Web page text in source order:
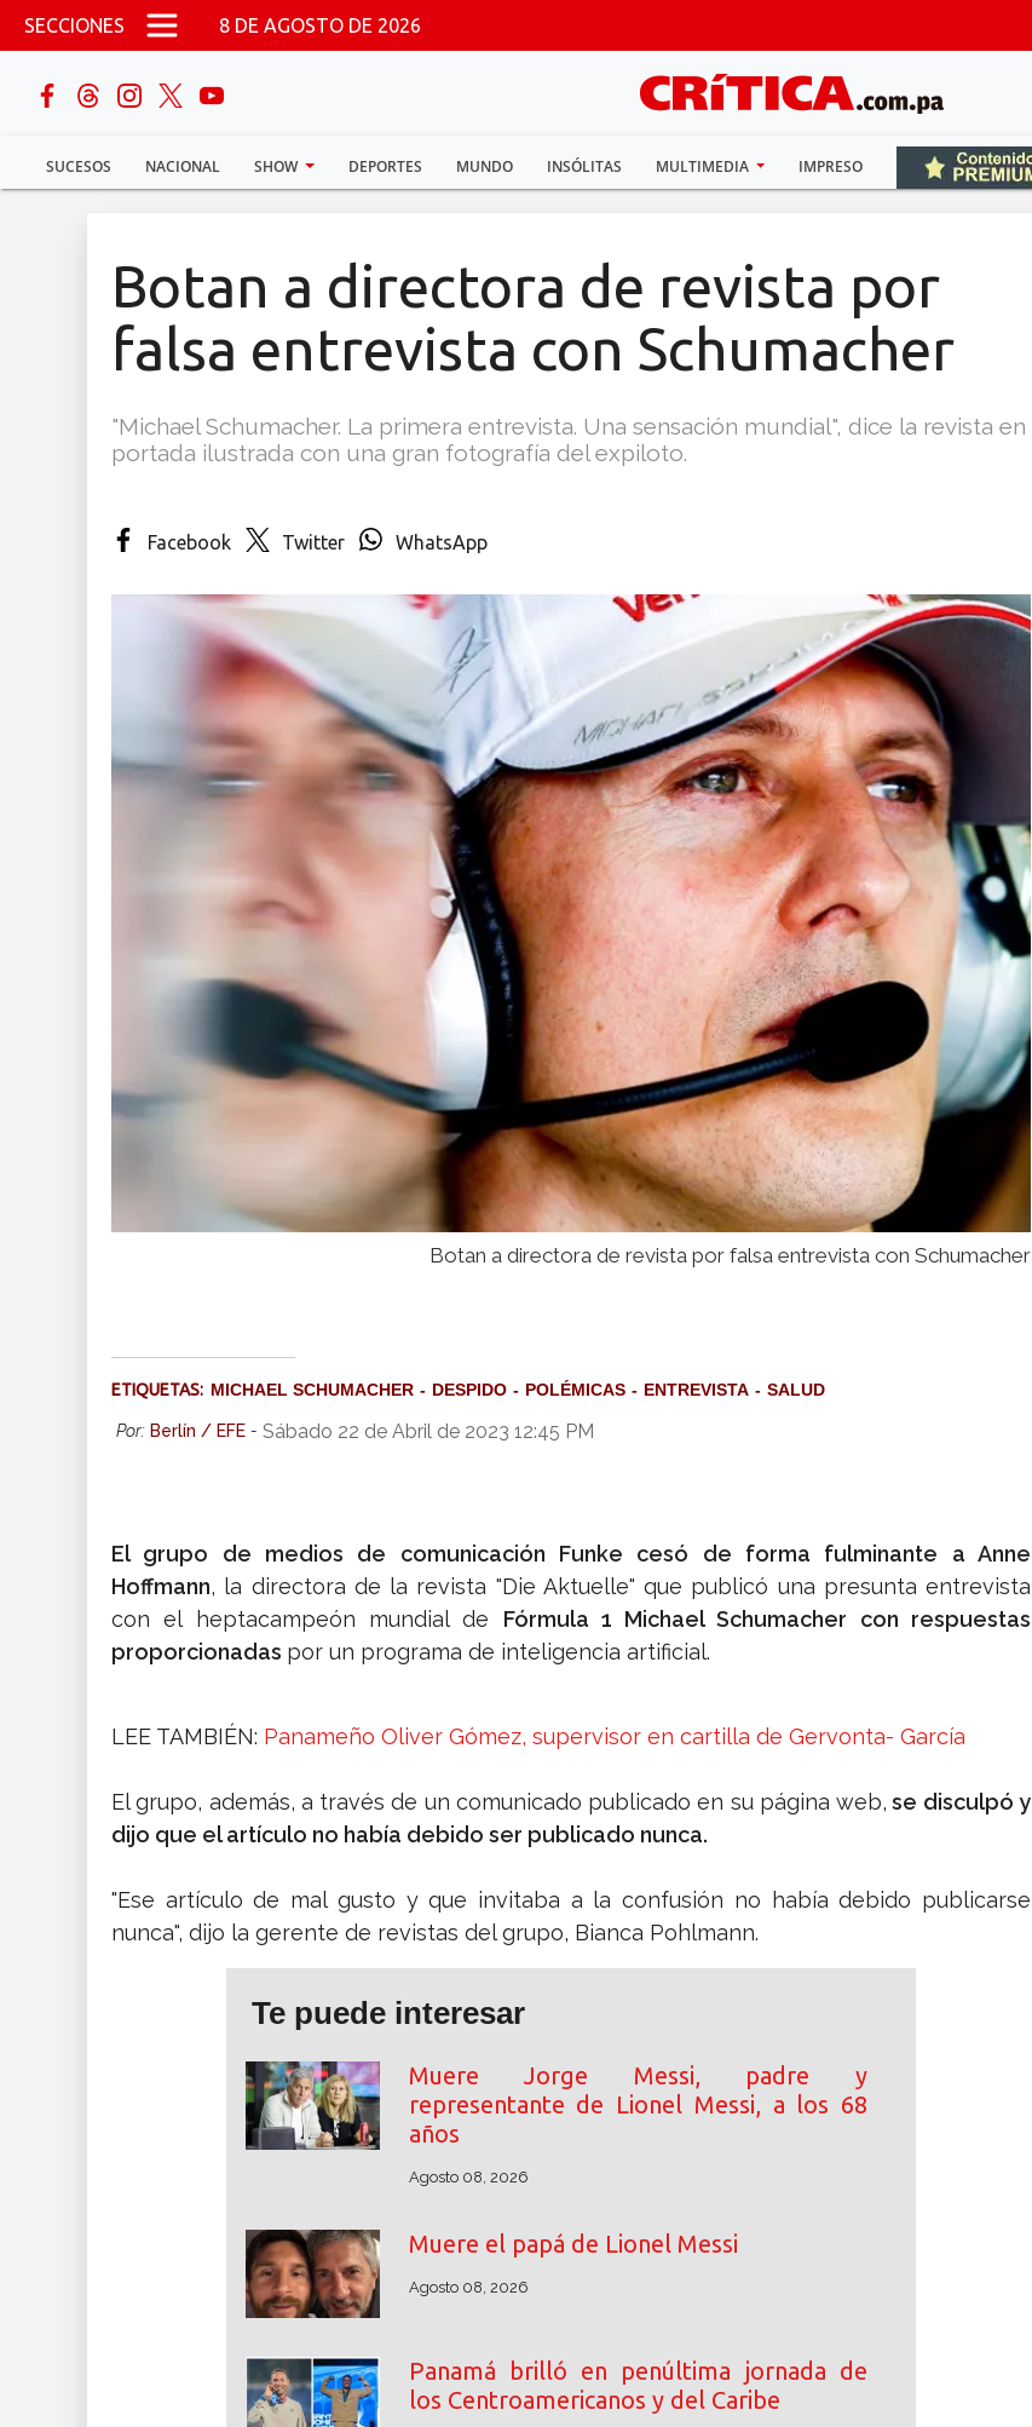
Pasar al contenido principal
SECCIONES 8 DE AGOSTO DE 2026
SUCESOS NACIONAL SHOW DEPORTES MUNDO INSÓLITAS MULTIMEDIA IMPRESO
buscar
Sucesos
Botan a directora de revista por
falsa entrevista con Schumacher
"Michael Schumacher. La primera entrevista. Una sensación mundial", dice la revista en
portada ilustrada con una gran fotografía del expiloto.
Facebook Twitter WhatsApp
Botan a directora de revista por falsa entrevista con Schumacher
ETIQUETAS: MICHAEL SCHUMACHER DESPIDO POLÉMICAS ENTREVISTA SALUD
Por: Berlín / EFE - Sábado 22 de Abril de 2023 12:45 PM
El grupo de medios de comunicación Funke cesó de forma fulminante a Anne
Hoffmann, la directora de la revista "Die Aktuelle" que publicó una presunta entrevista
con el heptacampeón mundial de Fórmula 1 Michael Schumacher con respuestas
proporcionadas por un programa de inteligencia artificial.
LEE TAMBIÉN: Panameño Oliver Gómez, supervisor en cartilla de Gervonta- García
El grupo, además, a través de un comunicado publicado en su página web, se disculpó y
dijo que el artículo no había debido ser publicado nunca.
"Ese artículo de mal gusto y que invitaba a la confusión no había debido publicarse
nunca", dijo la gerente de revistas del grupo, Bianca Pohlmann.
Te puede interesar
Muere Jorge Messi, padre y
representante de Lionel Messi, a los 68
años
Agosto 08, 2026
Muere el papá de Lionel Messi
Agosto 08, 2026
Panamá brilló en penúltima jornada de
los Centroamericanos y del Caribe